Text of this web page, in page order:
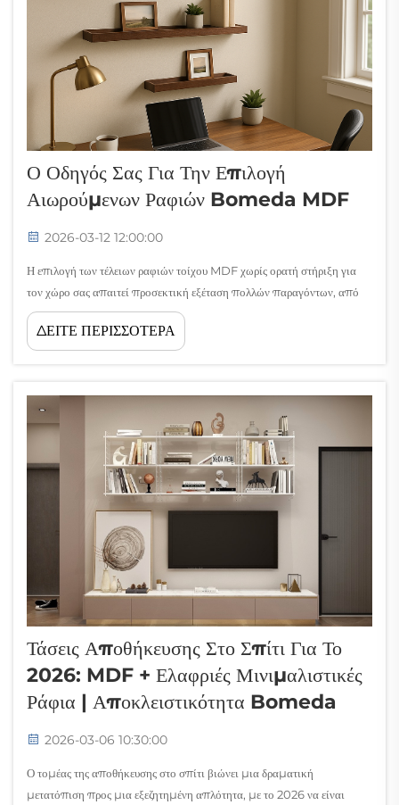
Ο Οδηγός Σας Για Την Επιλογή
Αιωρούμενων Ραφιών Bomeda MDF
2026-03-12 12:00:00
Η επιλογή των τέλειων ραφιών τοίχου MDF χωρίς ορατή στήριξη για
τον χώρο σας απαιτεί προσεκτική εξέταση πολλών παραγόντων, από
την ικανότητα φόρτισης και τις διαστάσεις μέχρι την αισθητική έκφραση
και τις απαιτήσεις εγκατάστασης. Τα ράφια τοίχου MDF χωρίς ορατή
ΔΕΙΤΕ ΠΕΡΙΣΣΟΤΕΡΑ
Τάσεις Αποθήκευσης Στο Σπίτι Για Το
2026: MDF + Ελαφριές Μινιμαλιστικές
Ράφια | Αποκλειστικότητα Bomeda
2026-03-06 10:30:00
Ο τομέας της αποθήκευσης στο σπίτι βιώνει μια δραματική
μετατόπιση προς μια εξεζητημένη απλότητα, με το 2026 να είναι